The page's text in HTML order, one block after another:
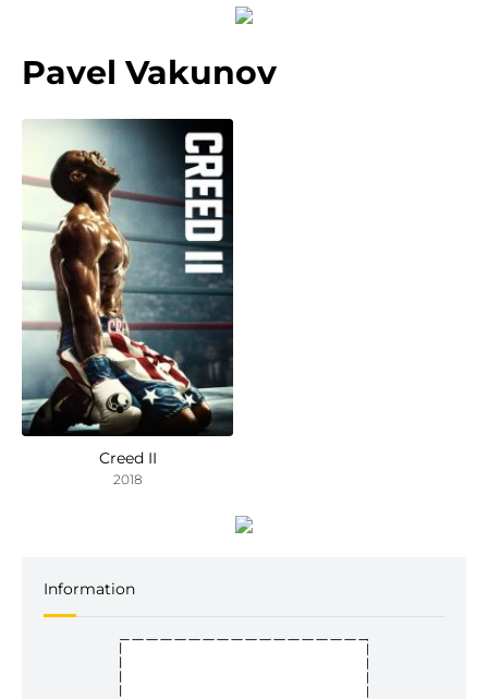
Pavel Vakunov
Creed II
2018
Information